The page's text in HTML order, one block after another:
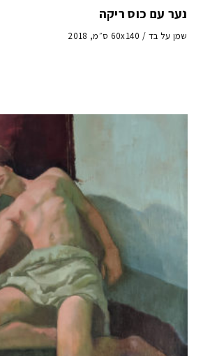
נער עם כוס ריקה
שמן על בד / 60x140 ס״מ, 2018